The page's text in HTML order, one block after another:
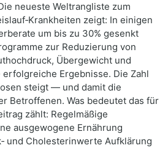
neueste Weltrangliste zum
zeigt: In einigen
um bis zu 30% gesenkt
zur Reduzierung von
Übergewicht und
Ergebnisse. Die Zahl
steigt — und damit die
Betroffenen. Was bedeutet das für
zählt: Regelmäßige
ausgewogene Ernährung
und Cholesterinwerte Aufklärung